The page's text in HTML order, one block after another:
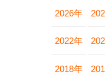
2026年
2022年
2018年